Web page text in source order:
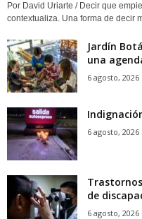
Por David Uriarte / Decir que
contextualiza. Una forma de decir
Jardín
una
6 agosto, 2026
6 agosto, 2026
de
6 agosto, 2026